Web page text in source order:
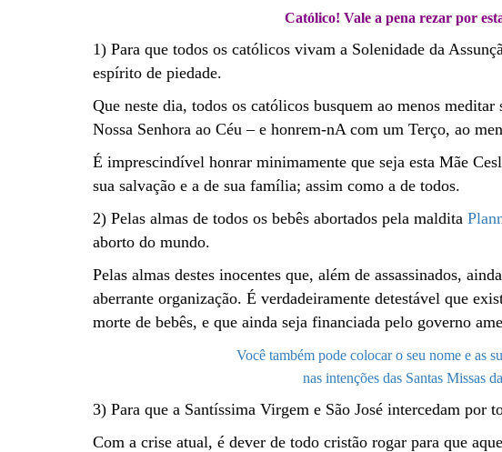
Católico! Vale a pena rezar por
1) Para que todos os católicos vivam a Solenidade da
espírito de piedade.
Que neste dia, todos os católicos busquem ao menos
Nossa Senhora ao Céu – e honrem-nA com um Terço, ao
É imprescindível honrar minimamente que seja esta Mãe
sua salvação e a de sua família; assim como a de todos.
2) Pelas almas de todos os bebês abortados pela maldita
aborto do mundo.
Pelas almas destes inocentes que, além de assassinados,
aberrante organização. É verdadeiramente detestável que
morte de bebês, e que ainda seja financiada pelo governo
Você também pode colocar o seu nome e as
nas intenções das Santas Missas
3) Para que a Santíssima Virgem e São José intercedam por
Com a crise atual, é dever de todo cristão rogar para que